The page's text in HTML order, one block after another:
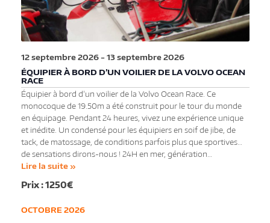
ÉQUIPIER À BORD D’UN VOILIER DE LA VOLVO OCEAN
RACE
12 septembre 2026-13 septembre 2026
Équipier à bord d'un voilier de la Volvo Ocean Race. Ce
monocoque de 19.50m a été construit pour le tour du monde
en équipage. Pendant 24 heures, vivez une expérience unique
et inédite. Un condensé pour les équipiers en soif de jibe, de
tack, de matossage, de conditions parfois plus que sportives…
de sensations dirons-nous ! 24H en mer, génération…
Lire la suite »
1250€
OCTOBRE 2026